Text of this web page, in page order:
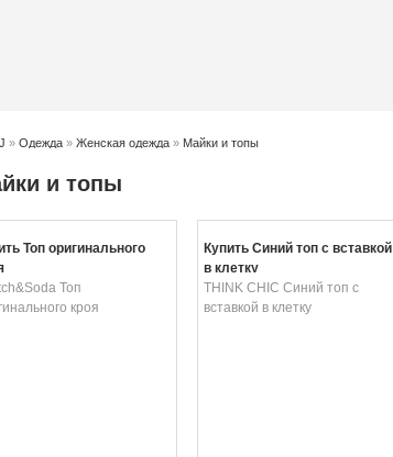
» Одежда» Женская одежда» Майки и топы
и топы
Топ оригинального
Топ
кроя
Купить Синий топ с вставкой
в клетку
THINK CHIC Синий топ с
вставкой в клетку